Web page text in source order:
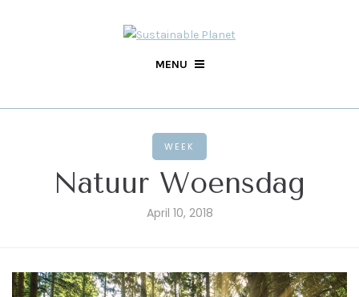
MENU
WEEK
Natuur Woensdag
April 10, 2018